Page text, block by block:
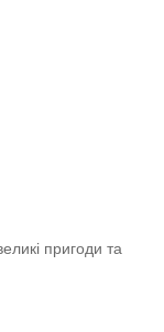
пригоди та